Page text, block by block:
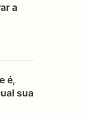
a
é,
sua